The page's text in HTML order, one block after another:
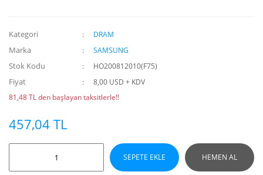
Kategori DRAM
Marka SAMSUNG
Stok Kodu HO200812010(F75)
Fiyat
8,00 USD + KDV
81,48 TL den başlayan taksitlerle!!
457,04 TL
SEPETE EKLE HEMEN AL